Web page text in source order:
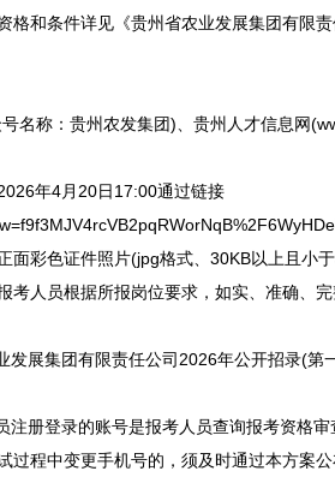
和条件详见《贵州省农业发展集团有限责
称：贵州农发集团)、贵州人才信息网
年4月20日17:00通过链接
面彩色证件照片(jpg格式、30KB以上且小
考人员根据所报岗位要求，如实、准确、
展集团有限责任公司2026年公开招录(第
登录的账号是报考人员查询报考资格审
程中变更手机号的，须及时通过本方案